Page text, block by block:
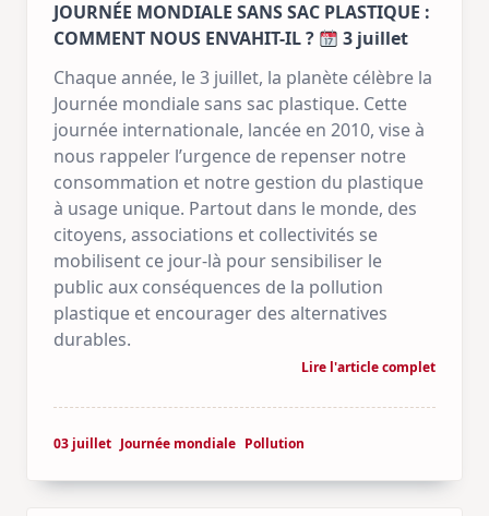
JOURNÉE MONDIALE SANS SAC PLASTIQUE :
COMMENT NOUS ENVAHIT-IL ?
3 juillet
Chaque année, le 3 juillet, la planète célèbre la
Journée mondiale sans sac plastique. Cette
journée internationale, lancée en 2010, vise à
nous rappeler l’urgence de repenser notre
consommation et notre gestion du plastique
à usage unique. Partout dans le monde, des
citoyens, associations et collectivités se
mobilisent ce jour-là pour sensibiliser le
public aux conséquences de la pollution
plastique et encourager des alternatives
durables.
Lire l'article complet
03 juillet Journée mondiale Pollution